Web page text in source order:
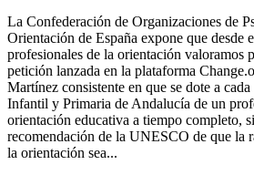
La Confederación de Organizaciones de
Orientación de España expone que desde
profesionales de la orientación valoramos
petición lanzada en la plataforma
Martínez consistente en que se dote a
Infantil y Primaria de Andalucía de un
orientación educativa a tiempo completo,
recomendación de la UNESCO de que la
la orientación sea...